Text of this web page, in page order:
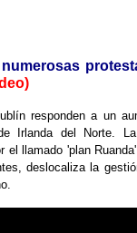
responden a un
Irlanda del Norte.
el llamado 'plan
deslocaliza la